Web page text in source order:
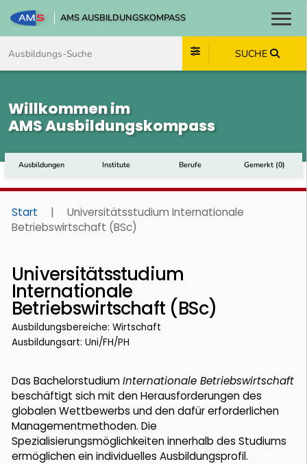
AMS AUSBILDUNGSKOMPASS
SUCHE
Willkommen im
AMS Ausbildungskompass
Ausbildungen Institute Berufe Gemerkt (0)
Start |
Universitätsstudium Internationale
Betriebswirtschaft (BSc)
Universitätsstudium
Internationale
Betriebswirtschaft (BSc)
Ausbildungsbereiche: Wirtschaft
Ausbildungsart: Uni/FH/PH
Das BachelorstudiumInternationale Betriebswirtschaft
beschäftigt sich mit den Herausforderungen des
globalen Wettbewerbs und den dafür erforderlichen
Managementmethoden. Die
Spezialisierungsmöglichkeiten innerhalb des Studiums
ermöglichen ein individuelles Ausbildungsprofil.